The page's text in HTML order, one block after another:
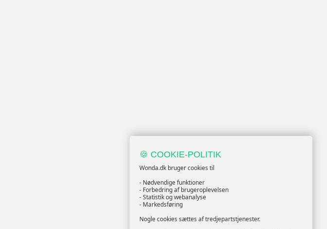
🍪 COOKIE-POLITIK
Wonda.dk bruger cookies til
- Nødvendige funktioner
- Forbedring af brugeroplevelsen
- Statistik og webanalyse
- Markedsføring
Nogle cookies sættes af tredjepartstjenester.